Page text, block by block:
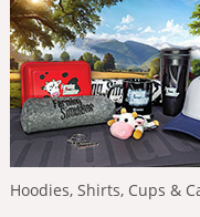
Hoodies, Shirts, Cups &